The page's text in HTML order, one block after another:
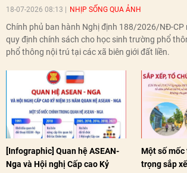
18-07-2026 08:13 NHỊP SỐNG QUA ẢNH
Chính phủ ban hành Nghị định 188/2026/NĐ-
quy định chính sách cho học sinh trường phổ
phổ thông nội trú tại các xã biên giới đất liền.
[Infographic] Quan hệ ASEAN-
Nga và Hội nghị Cấp cao Kỷ
Một số
trọng sắp